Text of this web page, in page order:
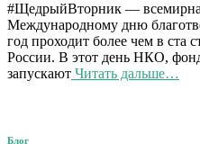
#ЩедрыйВторник —
Международному дню
год проходит более чем в ста
России. В этот день НКО,
запускают Читать дальше…
Блог